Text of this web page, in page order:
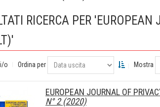
RICERCA PER
o Ordina per Mostra
EUROPEAN JOURNAL OF
N° 2 (2020)